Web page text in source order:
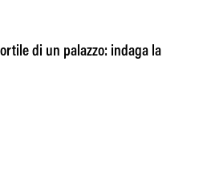
di un palazzo: indaga la